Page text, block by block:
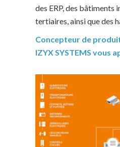
des ERP, des bâtiments
tertiaires, ainsi que des
Concepteur de
IZYX SYSTEMS vous